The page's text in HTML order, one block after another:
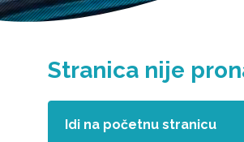
Stranica nije
Idi na početnu stranicu